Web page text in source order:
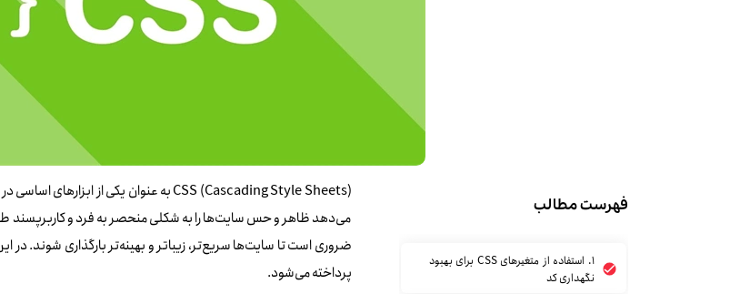
فهرست مطالب
۱. استفاده از متغیرهای CSS برای بهبود
نگهداری کد
CSS (Cascading Style Sheets) به عنوان یکی از ابزارهای اساسی در
پرداخته می‌شود.